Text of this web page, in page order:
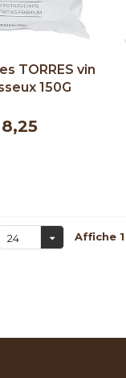
TORRES vin
150G
8,25
24 Affiche